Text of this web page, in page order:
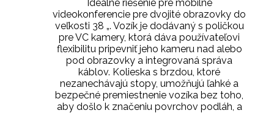
Ideálne riešenie pre mobilné
videokonferencie pre dvojité obrazovky do
veľkosti 38 „. Vozík je dodávaný s poličkou
pre VC kamery, ktorá dáva používateľovi
flexibilitu pripevniť jeho kameru nad alebo
pod obrazovky a integrovaná správa
káblov. Kolieska s brzdou, ktoré
nezanechávajú stopy, umožňujú ľahké a
bezpečné premiestnenie vozíka bez toho,
aby došlo k značeniu povrchov podláh, a